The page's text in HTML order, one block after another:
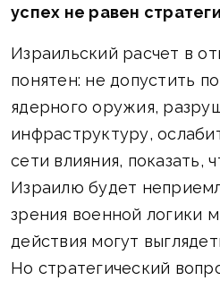
успех не равен
Израильский расчет в
понятен: не допустить
ядерного оружия,
инфраструктуру,
сети влияния, показать,
Израилю будет
зрения военной логики
действия могут
Но стратегический